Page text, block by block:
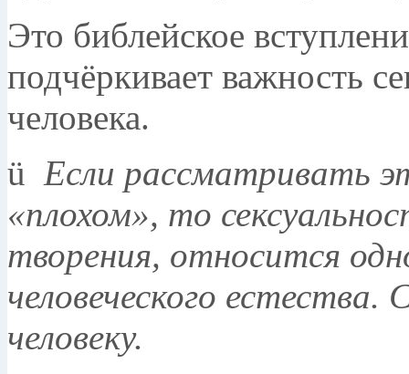
Это библейское
подчёркивает важность
человека.
ü Если рассматривать
«плохом», то
творения, относится
человеческого
человеку.